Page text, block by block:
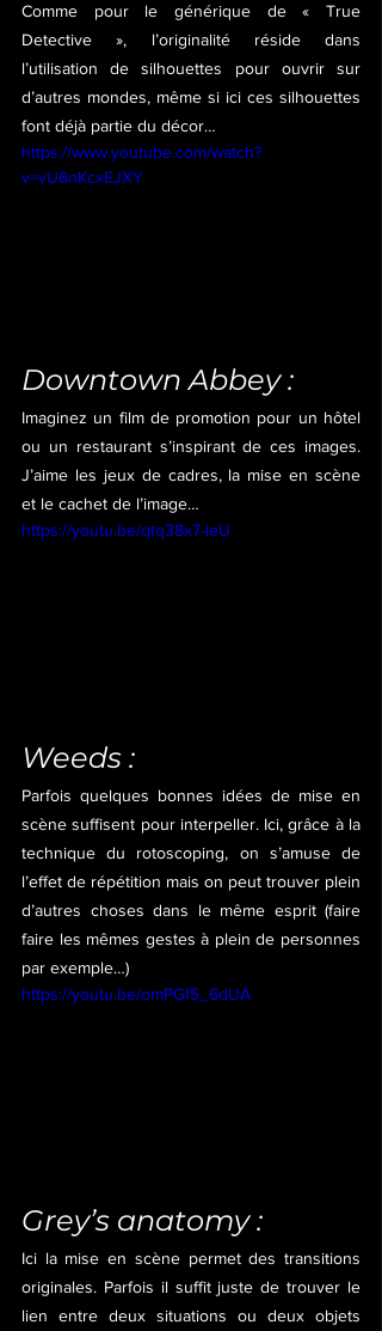
Comme pour le générique de « True
Detective », l’originalité réside dans
l’utilisation de silhouettes pour ouvrir sur
d’autres mondes, même si ici ces silhouettes
font déjà partie du décor…
https://www.youtube.com/watch?
v=vU6nKcxEJXY
Downtown Abbey :
Imaginez un film de promotion pour un hôtel
ou un restaurant s’inspirant de ces images.
J’aime les jeux de cadres, la mise en scène
et le cachet de l’image…
https://youtu.be/qtq38x7-ieU
Weeds :
Parfois quelques bonnes idées de mise en
scène suffisent pour interpeller. Ici, grâce à la
technique du rotoscoping, on s’amuse de
l’effet de répétition mais on peut trouver plein
d’autres choses dans le même esprit (faire
faire les mêmes gestes à plein de personnes
par exemple…)
https://youtu.be/omPGf5_6dUA
Grey’s anatomy :
Ici la mise en scène permet des transitions
originales. Parfois il suffit juste de trouver le
lien entre deux situations ou deux objets